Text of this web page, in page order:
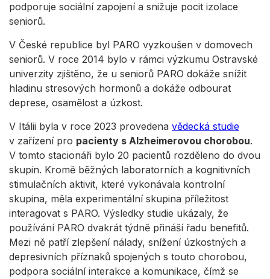
podporuje sociální zapojení a snižuje pocit izolace
seniorů.
V České republice byl PARO vyzkoušen v domovech
seniorů. V roce 2014 bylo v rámci výzkumu Ostravské
univerzity zjištěno, že u seniorů PARO dokáže snížit
hladinu stresových hormonů a dokáže odbourat
deprese, osamělost a úzkost.
V Itálii byla v roce 2023 provedena vědecká studie
v zařízení pro pacienty s Alzheimerovou chorobou.
V tomto stacionáři bylo 20 pacientů rozděleno do dvou
skupin. Kromě běžných laboratorních a kognitivních
stimulačních aktivit, které vykonávala kontrolní
skupina, měla experimentální skupina příležitost
interagovat s PARO. Výsledky studie ukázaly, že
používání PARO dvakrát týdně přináší řadu benefitů.
Mezi ně patří zlepšení nálady, snížení úzkostných a
depresivních příznaků spojených s touto chorobou,
podpora sociální interakce a komunikace, čímž se